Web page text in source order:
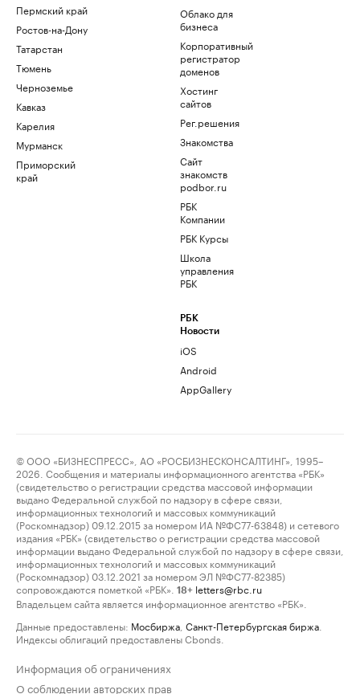
Пермский край
Ростов-на-Дону
Татарстан
Тюмень
Черноземье
Кавказ
Карелия
Мурманск
Приморский
край
Облако для
бизнеса
Корпоративный
регистратор
доменов
Хостинг
сайтов
Рег.решения
Знакомства
Сайт
знакомств
podbor.ru
РБК
Компании
РБК Курсы
Школа
управления
РБК
РБК
Новости
iOS
Android
AppGallery
© ООО «БИЗНЕСПРЕСС», АО «РОСБИЗНЕСКОНСАЛТИНГ», 1995–
2026. Сообщения и материалы информационного агентства «РБК»
(свидетельство о регистрации средства массовой информации
выдано Федеральной службой по надзору в сфере связи,
информационных технологий и массовых коммуникаций
(Роскомнадзор) 09.12.2015 за номером ИА №ФС77-63848) и сетевого
издания «РБК» (свидетельство о регистрации средства массовой
информации выдано Федеральной службой по надзору в сфере связи,
информационных технологий и массовых коммуникаций
(Роскомнадзор) 03.12.2021 за номером ЭЛ №ФС77-82385)
сопровождаются пометкой «РБК».
18+ letters@rbc.ru
Владельцем сайта является информационное агентство «РБК».
Данные предоставлены: Мосбиржа Санкт-Петербургская биржа
Индексы облигаций предоставлены Cbonds.
Информация об ограничениях
О соблюдении авторских прав